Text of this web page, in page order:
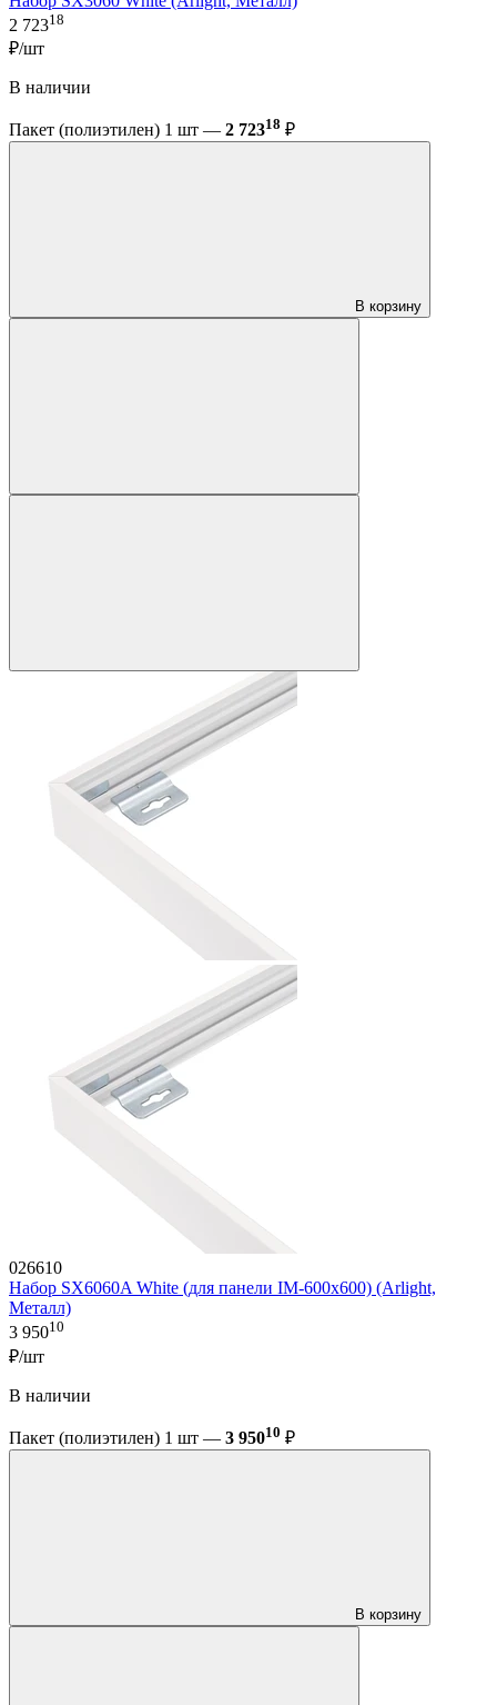
2 72318
₽/шт
В наличии
Пакет (полиэтилен) 1 шт — 2 72318 ₽
В корзину
026610
Набор SX6060A White (для панели IM-600x600) (Arlight,
Металл)
3 95010
₽/шт
В наличии
Пакет (полиэтилен) 1 шт — 3 95010 ₽
В корзину